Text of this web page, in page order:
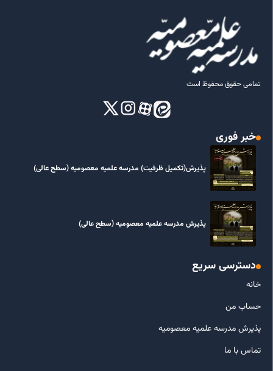
تمامی حقوق محفوظ است
خبر فوری
پذیرش(تکمیل ظرفیت) مدرسه علمیه معصومیه‌ (سطح عالی)
پذیرش مدرسه علمیه معصومیه‌ (سطح عالی)
دسترسی سریع
خانه
حساب من
پذیرش مدرسه علمیه معصومیه
تماس با ما